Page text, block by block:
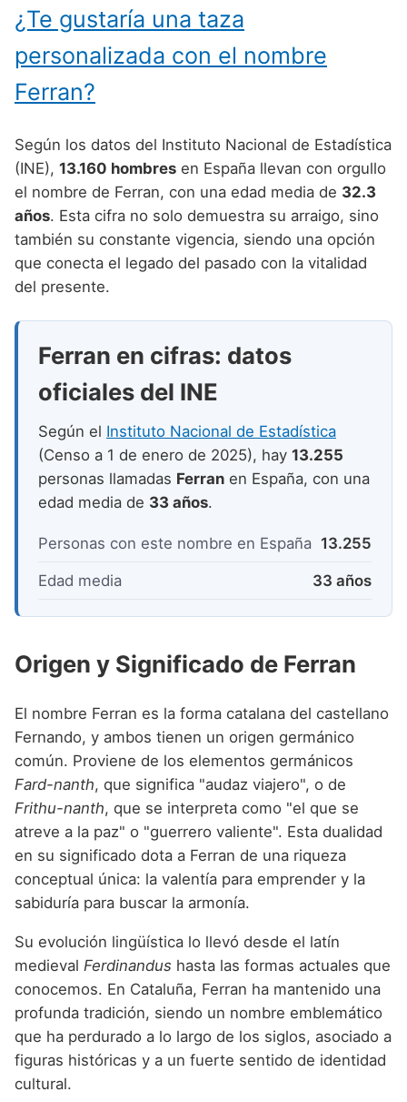
Nombres de niño que empiezan por I
Nombres de niño que empiezan por J
Nombres de niño que empiezan por K
Nombres de niño que empiezan por L
Nombres de niño que empiezan por M
Nombres de niño que empiezan por N
Nombres de niño que empiezan por O
Nombres de niño que empiezan por P
Nombres de niño que empiezan por Q
Nombres de niño que empiezan por R
Nombres de niño que empiezan por S
Nombres de niño que empiezan por T
Nombres de niño que empiezan por U
Nombres de niño que empiezan por V
Nombres de Niño Extremeños
Nombres de Niño Madrileños
Nombres de Niño Murcianos
Nombres de Niño Navarros
Nombres de Niño Riojanos
Nombres de Niño Vascos
Nombres de Niño Franceses
Nombres de Niño Hispanoamericanos
Nombres de Niño Japoneses
Nombres de Niño Judíos
Nombres de Niño Marroquíes
Nombres de Niño Portugueses
Nombres de Niño Suecos
¿Te gustaría una taza
personalizada con el nombre
Ferran?
Según los datos del Instituto Nacional de Estadística
(INE), 13.160 hombres en España llevan con orgullo
el nombre de Ferran, con una edad media de 32.3
años. Esta cifra no solo demuestra su arraigo, sino
también su constante vigencia, siendo una opción
que conecta el legado del pasado con la vitalidad
del presente.
Ferran en cifras: datos
oficiales del INE
Según el Instituto Nacional de Estadística
(Censo a 1 de enero de 2025), hay 13.255
personas llamadas Ferran en España, con una
edad media de 33 años.
Personas con este nombre en España 13.255
Edad media 33 años
Origen y Significado de Ferran
El nombre Ferran es la forma catalana del castellano
Fernando, y ambos tienen un origen germánico
común. Proviene de los elementos germánicos
Fard-nanth, que significa "audaz viajero", o de
Frithu-nanth, que se interpreta como "el que se
atreve a la paz" o "guerrero valiente". Esta dualidad
en su significado dota a Ferran de una riqueza
conceptual única: la valentía para emprender y la
sabiduría para buscar la armonía.
Su evolución lingüística lo llevó desde el latín
medieval Ferdinandus hasta las formas actuales que
conocemos. En Cataluña, Ferran ha mantenido una
profunda tradición, siendo un nombre emblemático
que ha perdurado a lo largo de los siglos, asociado a
figuras históricas y a un fuerte sentido de identidad
cultural.